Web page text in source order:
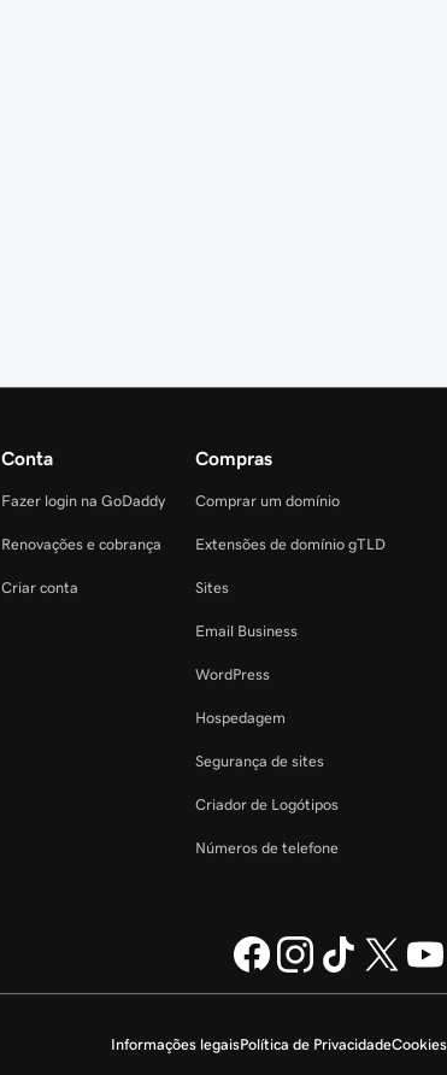
Conta
Fazer login na GoDaddy
Renovações e cobrança
Criar conta
Compras
Comprar um domínio
Extensões de domínio gTLD
Sites
Email Business
WordPress
Hospedagem
Segurança de sites
Criador de Logótipos
Números de telefone
Informações legaisPolítica de PrivacidadeCookies